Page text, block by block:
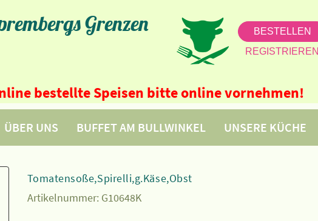
Grenzen
BESTELLEN
REGISTRIEREN
bestellte Speisen bitte online vornehmen!
ÜBER UNS BUFFET AM BULLWINKEL UNSERE KÜCHE
Tomatensoße,Spirelli,g.Käse,Obst
Artikelnummer: G10648K